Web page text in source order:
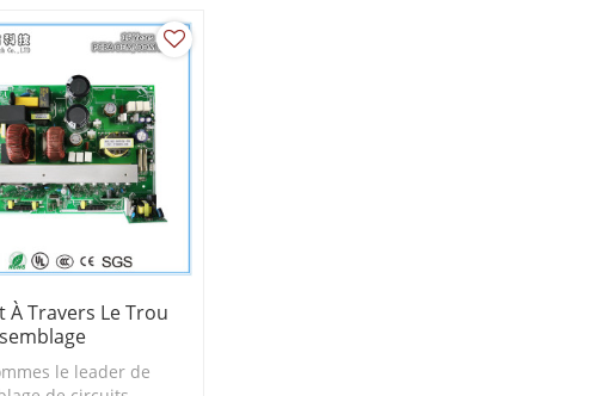
À Travers Le Trou
le leader de